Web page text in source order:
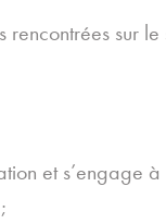
sur
et s’engage